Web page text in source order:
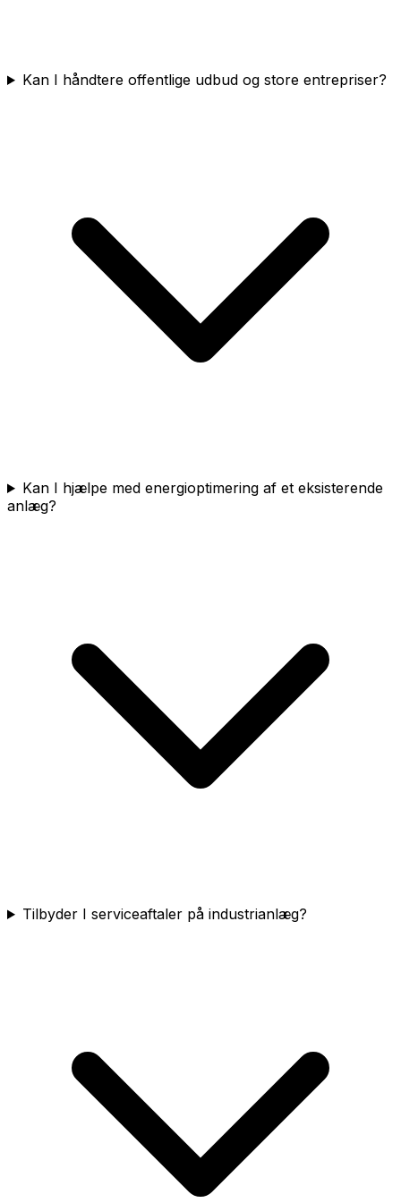
Kan I håndtere offentlige udbud og store entrepriser?
Kan I hjælpe med energioptimering af et eksisterende
anlæg?
Tilbyder I serviceaftaler på industrianlæg?